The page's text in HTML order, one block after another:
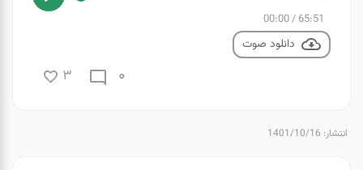
65:51
/
00:00
دانلود صوت
0
3
انتشار: 1401/10/16